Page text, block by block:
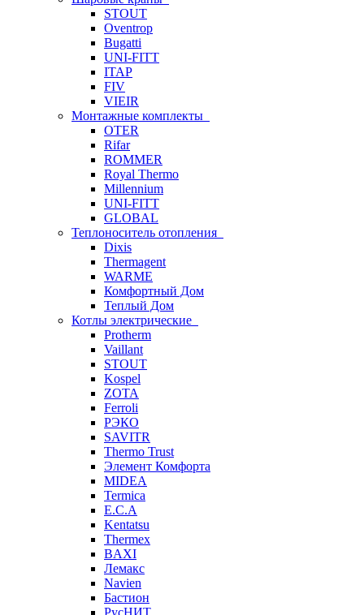
STOUT
Oventrop
Bugatti
UNI-FITT
ITAP
FIV
VIEIR
Монтажные комплекты
OTER
Rifar
ROMMER
Royal Thermo
Millennium
UNI-FITT
GLOBAL
Теплоноситель отопления
Dixis
Thermagent
WARME
Комфортный Дом
Теплый Дом
Котлы электрические
Protherm
Vaillant
STOUT
Kospel
ZOTA
Ferroli
РЭКО
SAVITR
Thermo Trust
Элемент Комфорта
MIDEA
Termica
E.C.A
Kentatsu
Thermex
BAXI
Лемакс
Navien
Бастион
РусНИТ